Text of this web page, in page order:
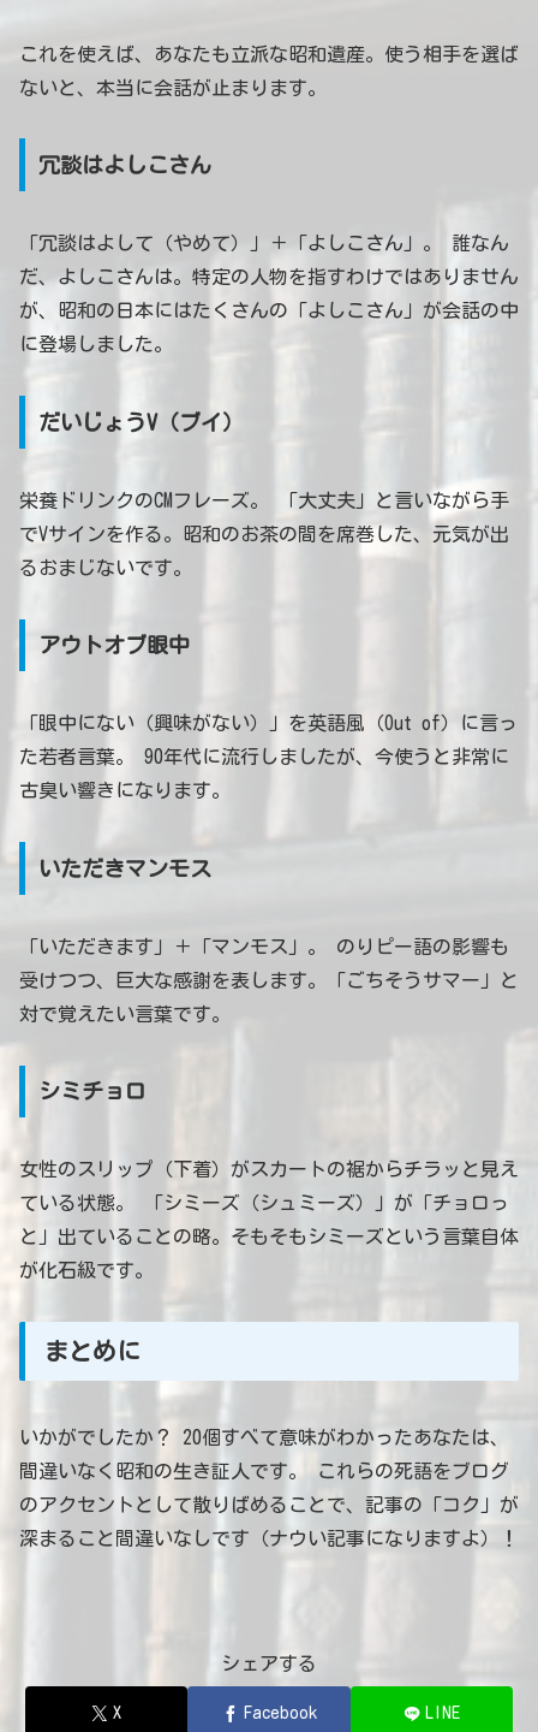
これを使えば、あなたも立派な昭和遺産。使う相手を選ば
ないと、本当に会話が止まります。
冗談はよしこさん
「冗談はよして（やめて）」＋「よしこさん」。 誰なん
だ、よしこさんは。特定の人物を指すわけではありません
が、昭和の日本にはたくさんの「よしこさん」が会話の中
に登場しました。
だいじょうV（ブイ）
栄養ドリンクのCMフレーズ。 「大丈夫」と言いながら手
でVサインを作る。昭和のお茶の間を席巻した、元気が出
るおまじないです。
アウトオブ眼中
「眼中にない（興味がない）」を英語風（Out of）に言っ
た若者言葉。 90年代に流行しましたが、今使うと非常に
古臭い響きになります。
いただきマンモス
「いただきます」＋「マンモス」。 のりピー語の影響も
受けつつ、巨大な感謝を表します。「ごちそうサマー」と
対で覚えたい言葉です。
シミチョロ
女性のスリップ（下着）がスカートの裾からチラッと見え
ている状態。 「シミーズ（シュミーズ）」が「チョロっ
と」出ていることの略。そもそもシミーズという言葉自体
が化石級です。
まとめに
いかがでしたか？ 20個すべて意味がわかったあなたは、
間違いなく昭和の生き証人です。 これらの死語をブログ
のアクセントとして散りばめることで、記事の「コク」が
深まること間違いなしです（ナウい記事になりますよ）！
シェアする
X Facebook LINE